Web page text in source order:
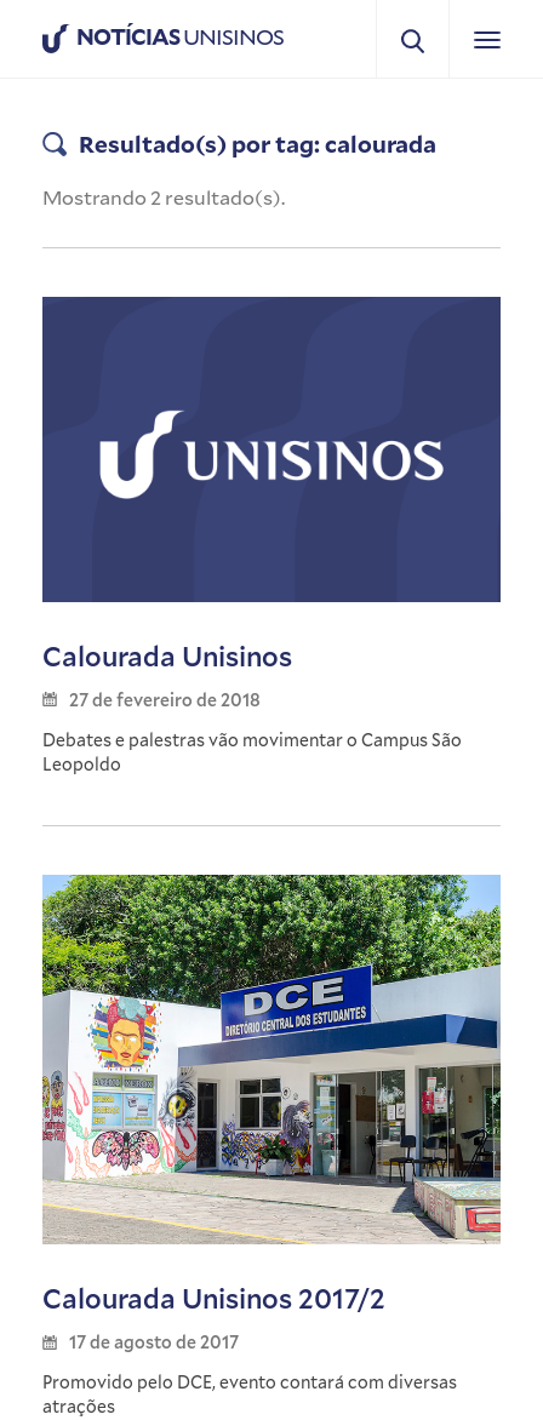
NOTÍCIASUNISINOS
Resultado(s) por tag: calourada
Mostrando 2 resultado(s).
Calourada Unisinos
27 de fevereiro de 2018
Debates e palestras vão movimentar o Campus São
Leopoldo
Calourada Unisinos 2017/2
17 de agosto de 2017
Promovido pelo DCE, evento contará com diversas
atrações